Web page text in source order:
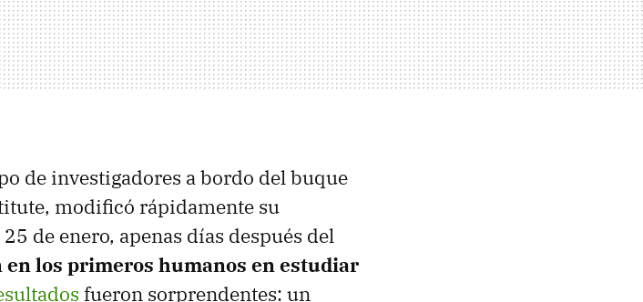
de investigadores a bordo del buque
modificó rápidamente su
de enero, apenas días después del
los primeros humanos en estudiar
fueron sorprendentes: un